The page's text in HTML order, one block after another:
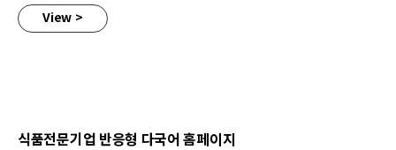
View >
식품전문기업 반응형 다국어 홈페이지